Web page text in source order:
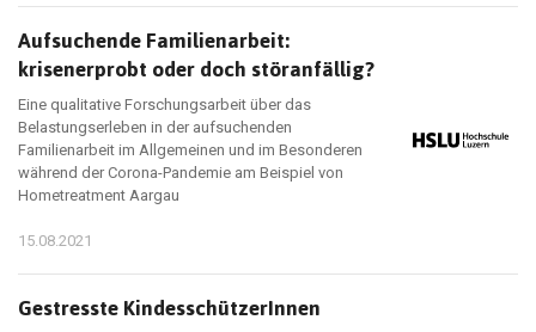
Aufsuchende Familienarbeit:
krisenerprobt oder doch störanfällig?
Eine qualitative Forschungsarbeit über das
Belastungserleben in der aufsuchenden
Familienarbeit im Allgemeinen und im Besonderen
während der Corona-Pandemie am Beispiel von
Hometreatment Aargau
15.08.2021
Gestresste KindesschützerInnen